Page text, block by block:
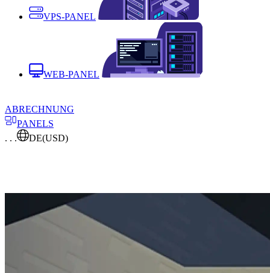
VPS-PANEL
WEB-PANEL
ABRECHNUNG
PANELS
. . .
DE(USD)